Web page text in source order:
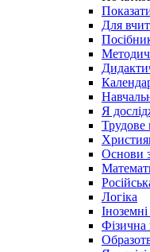
Для
Я
Трудове
Основи
Логіка
Фізична